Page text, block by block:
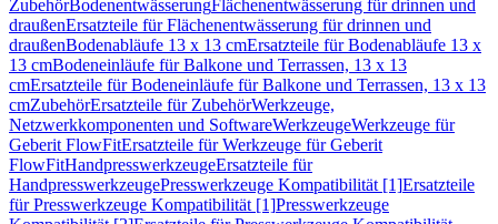
ZubehörBodenentwässerungFlächenentwässerung für drinnen und
draußenErsatzteile für Flächenentwässerung für drinnen und
draußenBodenabläufe 13 x 13 cmErsatzteile für Bodenabläufe 13 x
13 cmBodeneinläufe für Balkone und Terrassen, 13 x 13
cmErsatzteile für Bodeneinläufe für Balkone und Terrassen, 13 x 13
cmZubehörErsatzteile für ZubehörWerkzeuge,
Netzwerkkomponenten und SoftwareWerkzeugeWerkzeuge für
Geberit FlowFitErsatzteile für Werkzeuge für Geberit
FlowFitHandpresswerkzeugeErsatzteile für
HandpresswerkzeugePresswerkzeuge Kompatibilität [1]Ersatzteile
für Presswerkzeuge Kompatibilität [1]Presswerkzeuge